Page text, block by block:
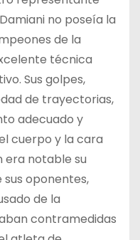
no poseía la
de la
técnica
Sus golpes,
de trayectorias,
adecuado y
cuerpo y la cara
era notable su
oponentes,
de la
contramedidas